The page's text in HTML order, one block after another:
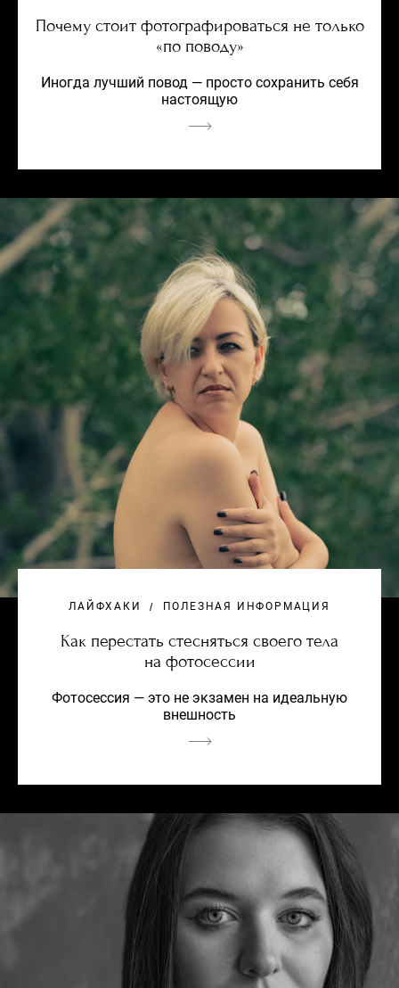
Почему стоит фотографироваться не только
«по поводу»
Иногда лучший повод — просто сохранить себя
настоящую
ЛАЙФХАКИ ПОЛЕЗНАЯ ИНФОРМАЦИЯ
Как перестать стесняться своего тела
на фотосессии
Фотосессия — это не экзамен на идеальную
внешность